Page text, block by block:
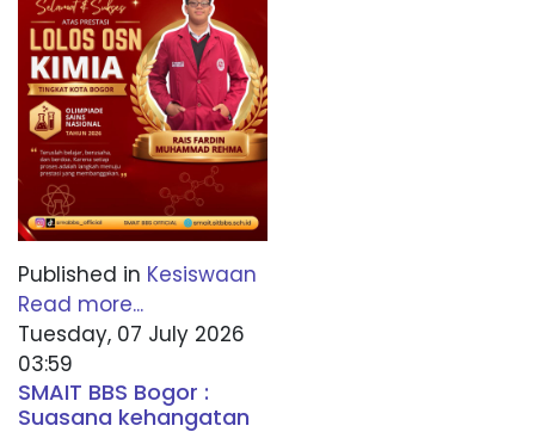
Published in Kesiswaan
Read more...
Tuesday, 07 July 2026
03:59
SMAIT BBS Bogor :
Suasana kehangatan